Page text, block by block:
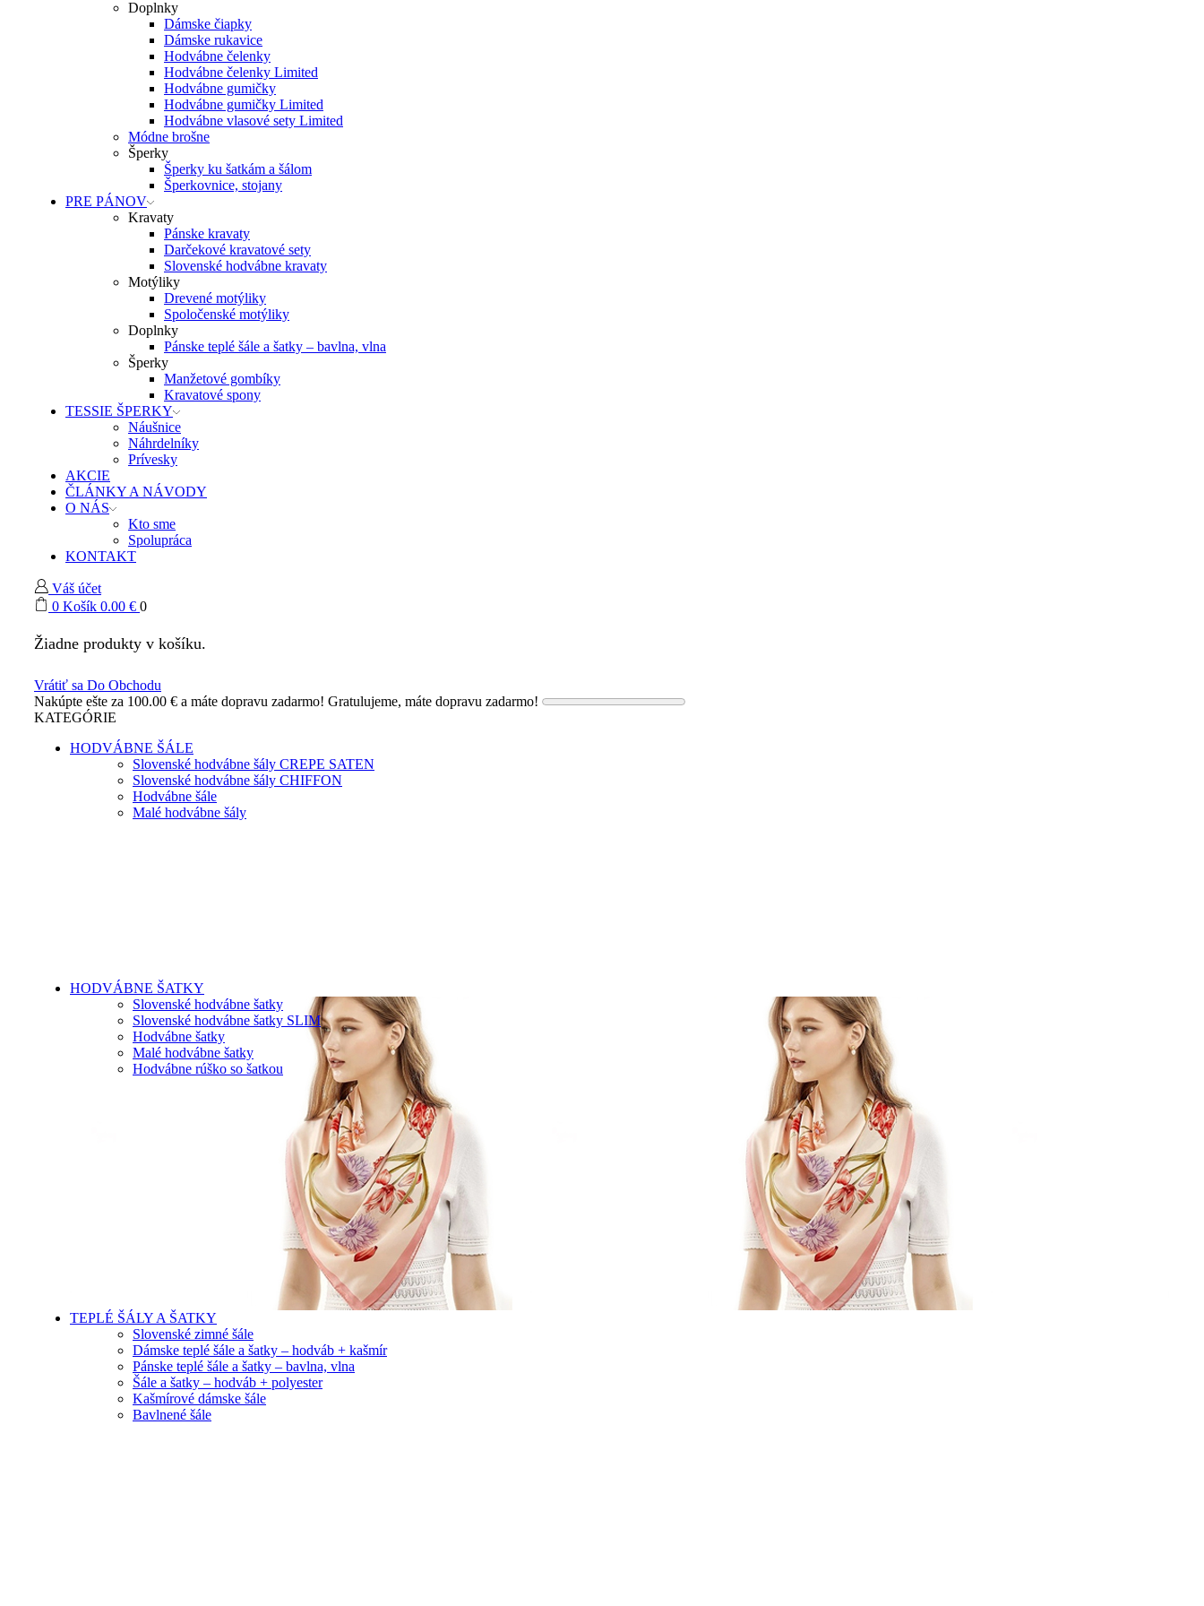
Doplnky
Dámske čiapky
Dámske rukavice
Hodvábne čelenky
Hodvábne čelenky Limited
Hodvábne gumičky
Hodvábne gumičky Limited
Hodvábne vlasové sety Limited
Módne brošne
Šperky
Šperky ku šatkám a šálom
Šperkovnice, stojany
PRE PÁNOV
Kravaty
Pánske kravaty
Darčekové kravatové sety
Slovenské hodvábne kravaty
Motýliky
Drevené motýliky
Spoločenské motýliky
Doplnky
Pánske teplé šále a šatky – bavlna, vlna
Šperky
Manžetové gombíky
Kravatové spony
TESSIE ŠPERKY
Náušnice
Náhrdelníky
Prívesky
AKCIE
ČLÁNKY A NÁVODY
O NÁS
Kto sme
Spolupráca
KONTAKT
Váš účet
0 Košík 0.00 € 0
Žiadne produkty v košíku.
Vrátiť sa Do Obchodu
Nakúpte ešte za 100.00 € a máte dopravu zadarmo! Gratulujeme, máte dopravu zadarmo!
KATEGÓRIE
HODVÁBNE ŠÁLE
Slovenské hodvábne šály CREPE SATEN
Slovenské hodvábne šály CHIFFON
Hodvábne šále
Malé hodvábne šály
HODVÁBNE ŠATKY
Slovenské hodvábne šatky
Slovenské hodvábne šatky SLIM
Hodvábne šatky
Malé hodvábne šatky
Hodvábne rúško so šatkou
TEPLÉ ŠÁLY A ŠATKY
Slovenské zimné šále
Dámske teplé šále a šatky – hodváb + kašmír
Pánske teplé šále a šatky – bavlna, vlna
Šále a šatky – hodváb + polyester
Kašmírové dámske šále
Bavlnené šále